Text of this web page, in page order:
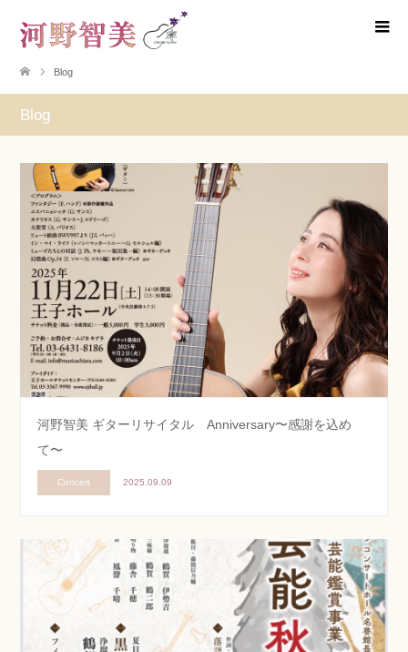
Blog
Blog
河野智美 ギターリサイタル Anniversary〜感謝を込め
て〜
Concert 2025.09.09